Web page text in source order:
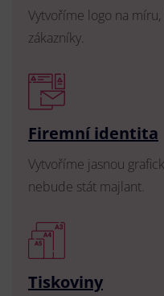
Vytvoříme logo na
zákazníky.
Firemní identita
Vytvoříme jasnou
nebude stát majlant.
Tiskoviny